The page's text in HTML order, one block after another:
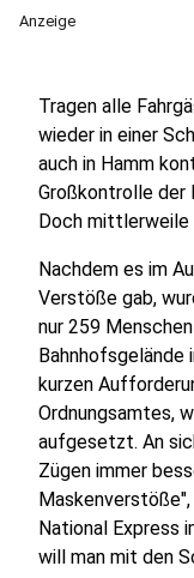
Anzeige
Tragen alle
wieder in einer
auch in Hamm
Großkontrolle
Doch mittlerweile
Nachdem es im
Verstöße gab,
nur 259
Bahnhofsgelände
kurzen
Ordnungsamtes,
aufgesetzt. An
Zügen immer
National Express
will man mit den